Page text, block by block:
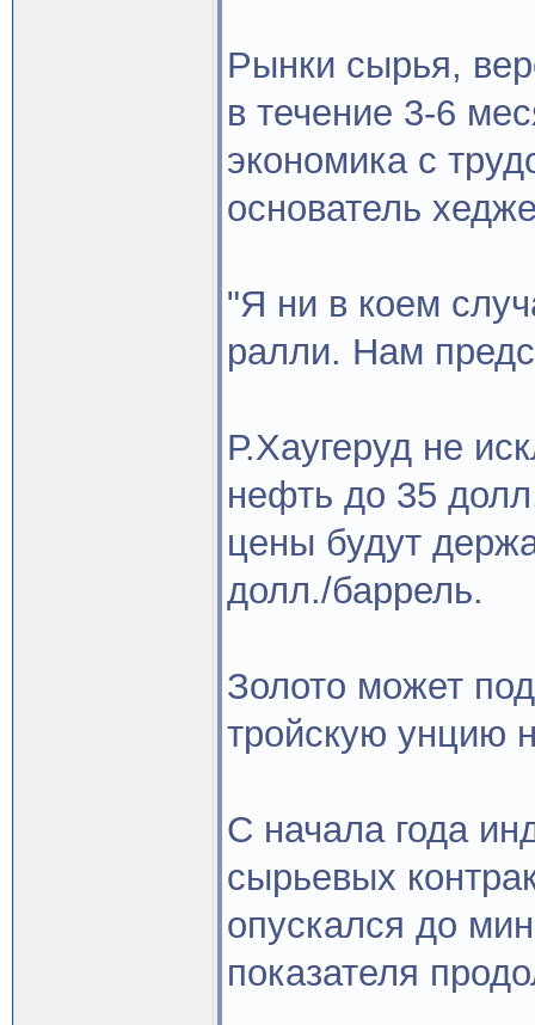
Рынки сырья,
в течение 3-6
экономика с
основатель
"Я ни в коем
ралли. Нам
Р.Хаугеруд не
нефть до 35
цены будут
долл./баррель.
Золото может
тройскую унцию
С начала года
сырьевых
опускался до
показателя